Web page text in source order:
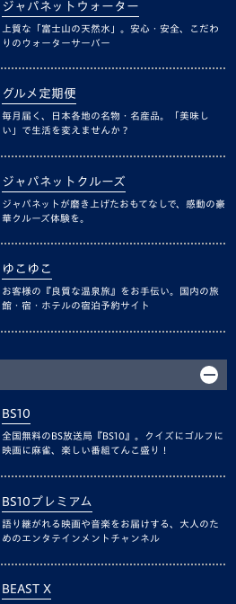
ジャパネットウォーター
上質な「富士山の天然水」。安心・安全、こだわ
りのウォーターサーバー
グルメ定期便
毎月届く、日本各地の名物・名産品。「美味し
い」で生活を変えませんか？
ジャパネットクルーズ
ジャパネットが磨き上げたおもてなしで、感動の豪
華クルーズ体験を。
ゆこゆこ
お客様の『良質な温泉旅』をお手伝い。国内の旅
館・宿・ホテルの宿泊予約サイト
BS10
全国無料のBS放送局『BS10』。クイズにゴルフに
映画に麻雀、楽しい番組てんこ盛り！
BS10プレミアム
語り継がれる映画や音楽をお届けする、大人のた
めのエンタテインメントチャンネル
BEAST X